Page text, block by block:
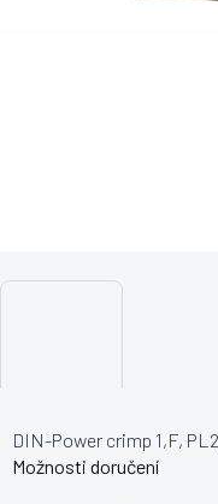
Možnosti doručení
DIN-Power crimp 1,F,